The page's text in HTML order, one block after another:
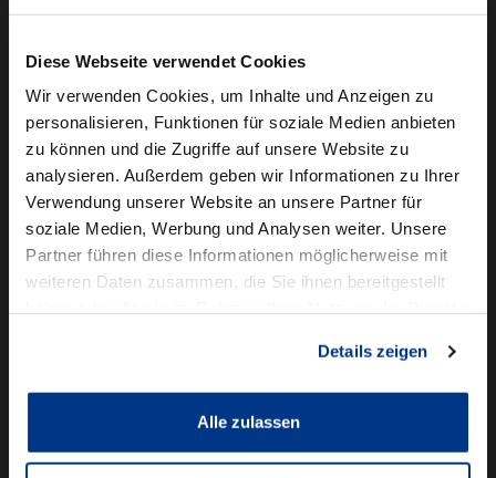
Diese Webseite verwendet Cookies
Wir verwenden Cookies, um Inhalte und Anzeigen zu
personalisieren, Funktionen für soziale Medien anbieten
zu können und die Zugriffe auf unsere Website zu
analysieren. Außerdem geben wir Informationen zu Ihrer
Verwendung unserer Website an unsere Partner für
soziale Medien, Werbung und Analysen weiter. Unsere
Partner führen diese Informationen möglicherweise mit
weiteren Daten zusammen, die Sie ihnen bereitgestellt
Details zeigen
Alle zulassen
Online-Terminbuchung
Für Geschäftskunden
Audi Business
BMW Geschäftskunden
Volkswagen Professional Class
Autowelt Schmidt
News & Events
Ausbildung